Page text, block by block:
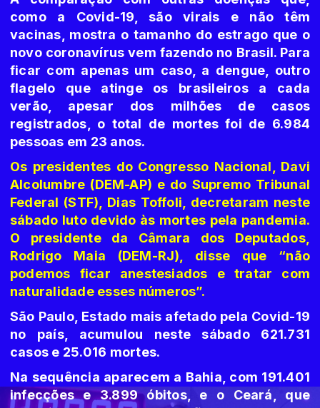
como a Covid-19, são virais e não têm
vacinas, mostra o tamanho do estrago que o
novo coronavírus vem fazendo no Brasil. Para
ficar com apenas um caso, a dengue, outro
flagelo que atinge os brasileiros a cada
verão, apesar dos milhões de casos
registrados, o total de mortes foi de 6.984
pessoas em 23 anos.
Os presidentes do Congresso Nacional, Davi
Alcolumbre (DEM-AP) e do Supremo Tribunal
Federal (STF), Dias Toffoli, decretaram neste
sábado luto devido às mortes pela pandemia.
O presidente da Câmara dos Deputados,
Rodrigo Maia (DEM-RJ), disse que “não
podemos ficar anestesiados e tratar com
naturalidade esses números”.
São Paulo, Estado mais afetado pela Covid-19
no país, acumulou neste sábado 621.731
casos e 25.016 mortes.
Na sequência aparecem a Bahia, com 191.401
infecções e 3.899 óbitos, e o Ceará, que